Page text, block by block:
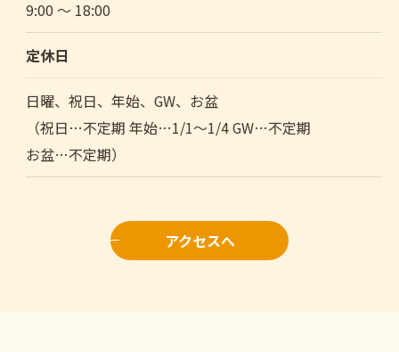
9:00 〜 18:00
定休日
日曜、祝日、年始、GW、お盆
（祝日…不定期 年始…1/1～1/4 GW…不定期
お盆…不定期）
アクセスへ